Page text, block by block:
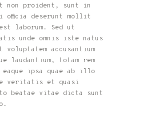
non proident, sunt in
officia deserunt mollit
laborum. Sed ut
unde omnis iste natus
accusantium
laudantium, totam rem
eaque ipsa quae ab illo
veritatis et quasi
beatae vitae dicta sunt